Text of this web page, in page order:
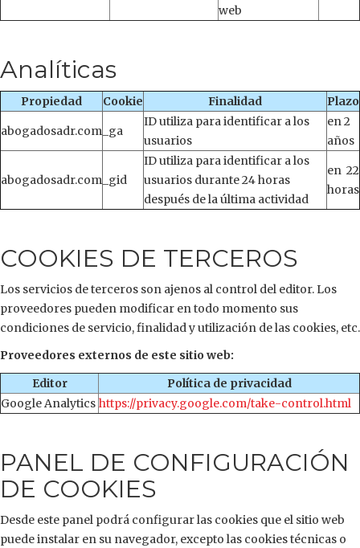
web
Analíticas
Propiedad Cookie Finalidad Plazo
abogadosadr.com _ga
ID utiliza para identificar a los
usuarios
en 2
años
abogadosadr.com _gid
ID utiliza para identificar a los
usuarios durante 24 horas
después de la última actividad
en 22
horas
COOKIES DE TERCEROS
Los servicios de terceros son ajenos al control del editor. Los
proveedores pueden modificar en todo momento sus
condiciones de servicio, finalidad y utilización de las cookies, etc.
Proveedores externos de este sitio web:
Editor
Política de privacidad
Google Analytics https://privacy.google.com/take-control.html
PANEL DE CONFIGURACIÓN
DE COOKIES
Desde este panel podrá configurar las cookies que el sitio web
puede instalar en su navegador, excepto las cookies técnicas o